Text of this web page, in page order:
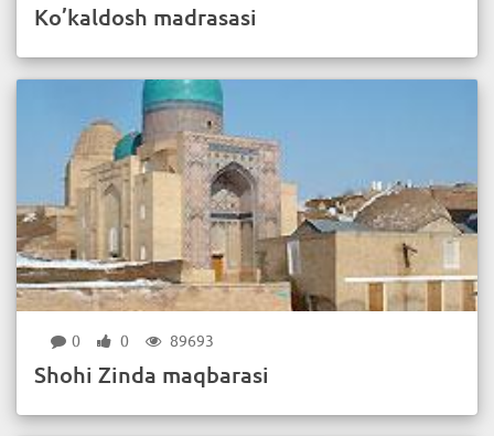
Ko’kaldosh madrasasi
0 0 89693
Shohi Zinda maqbarasi